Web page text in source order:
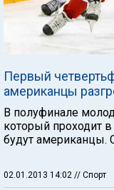
Первый
американцы
В полуфинале
который проходит
будут американцы.
02.01.2013 14:02 // Спорт